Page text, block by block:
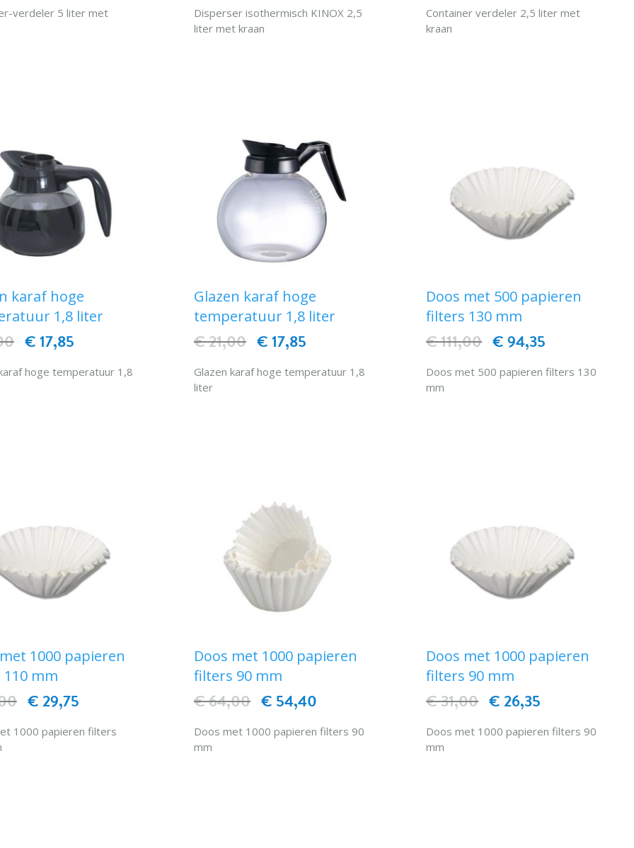
verdeler 5 liter met
Disperser isothermisch KINOX 2,5
liter met kraan
Container verdeler 2,5 liter met
kraan
karaf hoge
1,8 liter
€ 17,85
hoge temperatuur 1,8
Glazen karaf hoge
temperatuur 1,8 liter
€ 17,85
€ 21,00
Glazen karaf hoge temperatuur 1,8
liter
Doos met 500 papieren
filters 130 mm
€ 94,35
€ 111,00
Doos met 500 papieren filters 130
mm
1000 papieren
mm
€ 29,75
1000 papieren filters
Doos met 1000 papieren
filters 90 mm
€ 54,40
€ 64,00
Doos met 1000 papieren filters 90
mm
Doos met 1000 papieren
filters 90 mm
€ 26,35
€ 31,00
Doos met 1000 papieren filters 90
mm